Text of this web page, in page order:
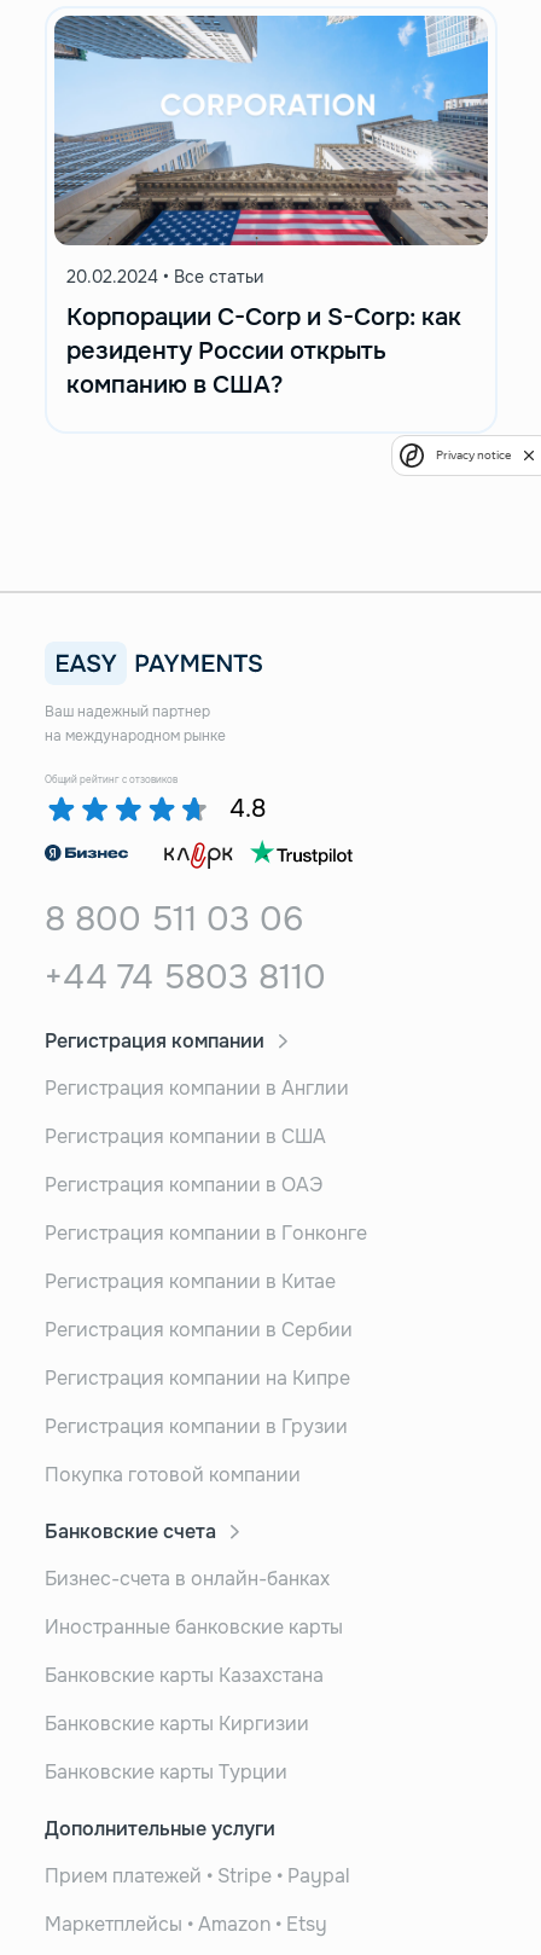
20.02.2024 • Все статьи
Корпорации C-Corp и S-Corp: как
резиденту России открыть
компанию в США?
Ваш надежный партнер
на международном рынке
Общий рейтинг с отзовиков
4.8
8 800 511 03 06
+44 74 5803 8110
Регистрация компании
Регистрация компании в Англии
Регистрация компании в США
Регистрация компании в ОАЭ
Регистрация компании в Гонконге
Регистрация компании в Китае
Регистрация компании в Сербии
Регистрация компании на Кипре
Регистрация компании в Грузии
Покупка готовой компании
Банковские счета
Бизнес-счета в онлайн-банках
Иностранные банковские карты
Банковские карты Казахстана
Банковские карты Киргизии
Банковские карты Турции
Дополнительные услуги
Прием платежей • Stripe • Paypal
Маркетплейсы • Amazon • Etsy
Privacy notice